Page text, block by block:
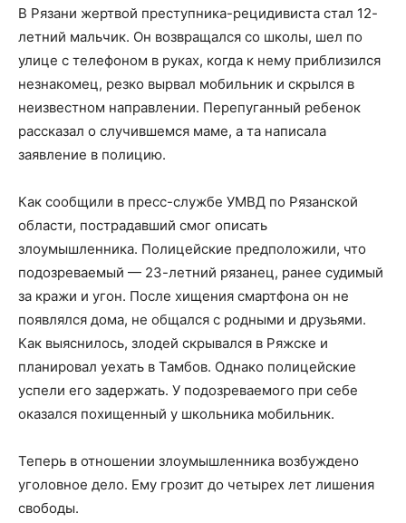
В Рязани жертвой преступника-рецидивиста стал 12-
летний мальчик. Он возвращался со школы, шел по
улице с телефоном в руках, когда к нему приблизился
незнакомец, резко вырвал мобильник и скрылся в
неизвестном направлении. Перепуганный ребенок
рассказал о случившемся маме, а та написала
заявление в полицию.
Как сообщили в пресс-службе УМВД по Рязанской
области, пострадавший смог описать
злоумышленника. Полицейские предположили, что
подозреваемый — 23-летний рязанец, ранее судимый
за кражи и угон. После хищения смартфона он не
появлялся дома, не общался с родными и друзьями.
Как выяснилось, злодей скрывался в Ряжске и
планировал уехать в Тамбов. Однако полицейские
успели его задержать. У подозреваемого при себе
оказался похищенный у школьника мобильник.
Теперь в отношении злоумышленника возбуждено
уголовное дело. Ему грозит до четырех лет лишения
свободы.